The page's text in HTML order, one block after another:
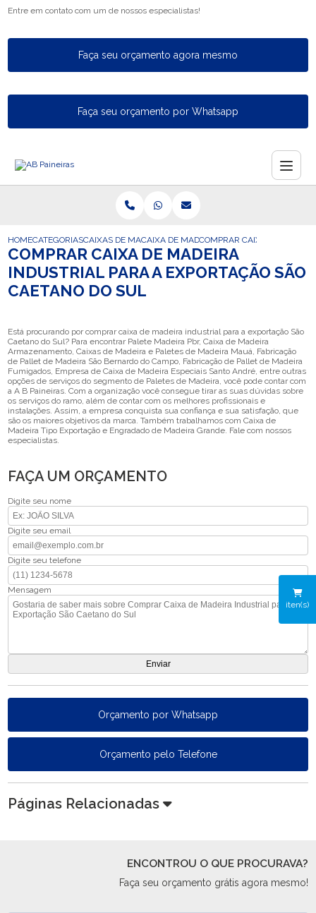
Entre em contato com um de nossos especialistas!
Faça seu orçamento agora mesmo
Faça seu orçamento por Whatsapp
iten(s)
HOMECATEGORIASCAIXAS DE MADEIRA PARA EXPORTACAO
CAIXA DE MADEIRA PARA A EXPORTACAO
COMPRAR CAIXA DE
COMPRAR CAIXA DE MADEIRA
INDUSTRIAL PARA A EXPORTAÇÃO SÃO
CAETANO DO SUL
Está procurando por comprar caixa de madeira industrial para a exportação São
Caetano do Sul? Para encontrar Palete Madeira Pbr, Caixa de Madeira
Armazenamento, Caixas de Madeira e Paletes de Madeira Mauá, Fabricação
de Pallet de Madeira São Bernardo do Campo, Fabricação de Pallet de Madeira
Fumigados, Empresa de Caixa de Madeira Especiais Santo André, entre outras
opções de serviços do segmento de Paletes de Madeira, você pode contar com
a A B Paineiras. Com a organização você consegue tirar as suas dúvidas sobre
os serviços do ramo, além de contar com os melhores profissionais e
instalações. Assim, a empresa conquista sua confiança e sua satisfação, que
são os maiores objetivos da marca. Também trabalhamos com Caixa de
Madeira Tipo Exportação e Engradado de Madeira Grande. Fale com nossos
especialistas.
FAÇA UM ORÇAMENTO
Digite seu nome
Digite seu email
Digite seu telefone
Mensagem
Orçamento por Whatsapp
Orçamento pelo Telefone
Páginas Relacionadas
ENCONTROU O QUE PROCURAVA?
Faça seu orçamento grátis agora mesmo!